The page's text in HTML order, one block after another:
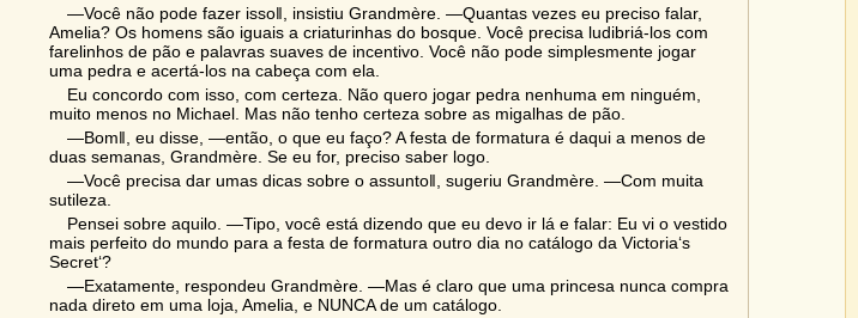
―Você não pode fazer isso‖, insistiu Grandmère. ―Quantas vezes eu preciso falar,
Amelia? Os homens são iguais a criaturinhas do bosque. Você precisa ludibriá-los com
farelinhos de pão e palavras suaves de incentivo. Você não pode simplesmente jogar
uma pedra e acertá-los na cabeça com ela.
Eu concordo com isso, com certeza. Não quero jogar pedra nenhuma em ninguém,
muito menos no Michael. Mas não tenho certeza sobre as migalhas de pão.
―Bom‖, eu disse, ―então, o que eu faço? A festa de formatura é daqui a menos de
duas semanas, Grandmère. Se eu for, preciso saber logo.
―Você precisa dar umas dicas sobre o assunto‖, sugeriu Grandmère. ―Com muita
sutileza.
Pensei sobre aquilo. ―Tipo, você está dizendo que eu devo ir lá e falar: Eu vi o vestido
mais perfeito do mundo para a festa de formatura outro dia no catálogo da Victoria‘s
Secret‘?
―Exatamente, respondeu Grandmère. ―Mas é claro que uma princesa nunca compra
nada direto em uma loja, Amelia, e NUNCA de um catálogo.